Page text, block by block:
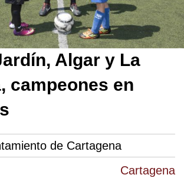
Cartagena
Algar y La
campeones en
de Cartagena